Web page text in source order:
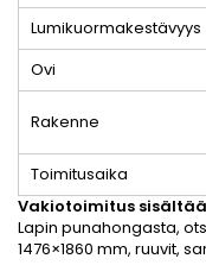
Lumikuormakestävyys
Ovi
Rakenne
Toimitusaika
Vakiotoimitus
Lapin punahongasta,
1476×1860 mm, ruuvit,